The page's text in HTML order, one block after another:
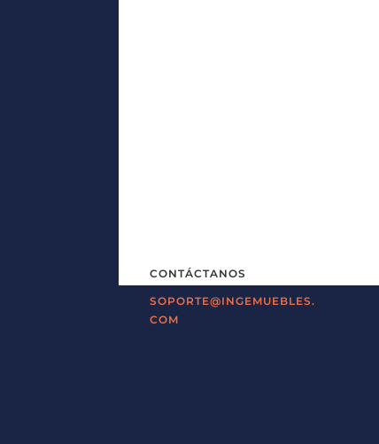
CONTÁCTANOS
SOPORTE@INGEMUEBLES.
COM